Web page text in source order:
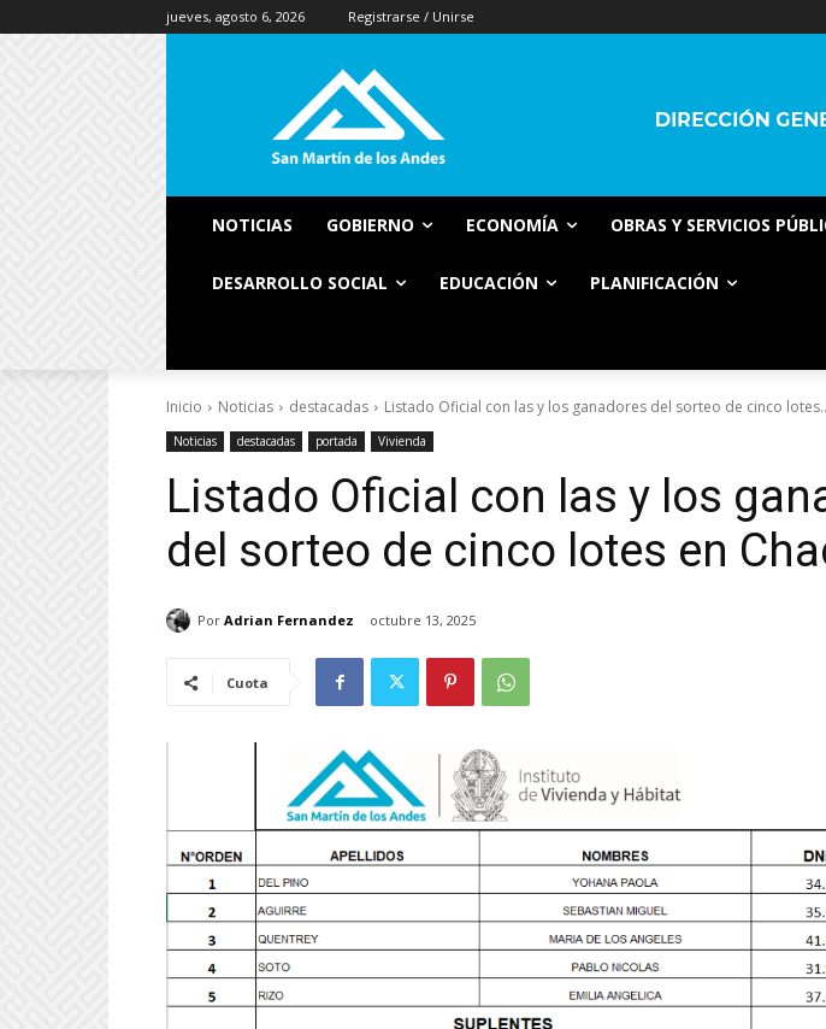
jueves, agosto 6, 2026 Registrarse / Unirse
NOTICIAS GOBIERNO ECONOMÍA OBRAS Y SERVICIOS
DESARROLLO SOCIAL EDUCACIÓN PLANIFICACIÓN
Inicio Noticias destacadas Listado Oficial con las y los ganadores del sorteo de cinco
Noticias destacadas portada Vivienda
Listado Oficial con las y los
del sorteo de cinco lotes en
Por Adrian Fernandez octubre 13, 2025
Cuota